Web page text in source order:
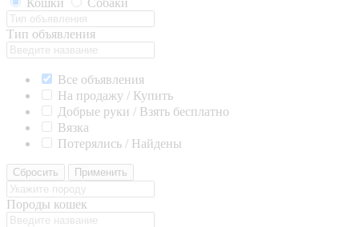
Кошки
Собаки
Тип объявления
Все объявления
На продажу / Купить
Добрые руки / Взять бесплатно
Вязка
Потерялись / Найдены
Сбросить Применить
Породы кошек